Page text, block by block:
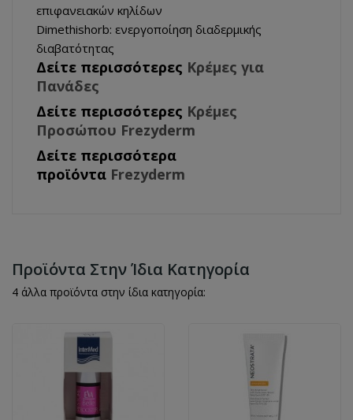
επιφανειακών κηλίδων
Dimethishorb: ενεργοποίηση διαδερμικής
διαβατότητας
Δείτε περισσότερες Κρέμες για
Πανάδες
Δείτε περισσότερες Κρέμες
Προσώπου Frezyderm
Δείτε περισσότερα
προϊόντα Frezyderm
Προϊόντα Στην Ίδια Κατηγορία
4 άλλα προϊόντα στην ίδια κατηγορία: